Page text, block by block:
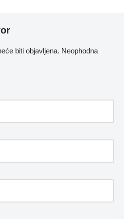
biti objavljena. Neophodna